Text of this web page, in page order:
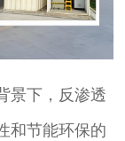
景下，反渗透
和节能环保的